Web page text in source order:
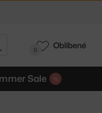
Sale
0 Oblíbené